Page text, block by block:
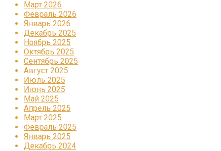
Март 2026
Февраль 2026
Январь 2026
Декабрь 2025
Ноябрь 2025
Октябрь 2025
Сентябрь 2025
Август 2025
Июль 2025
Июнь 2025
Май 2025
Апрель 2025
Март 2025
Февраль 2025
Январь 2025
Декабрь 2024